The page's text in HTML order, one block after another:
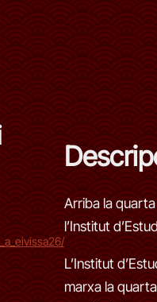
Arriba la
l’Institut
L’Institut
marxa la